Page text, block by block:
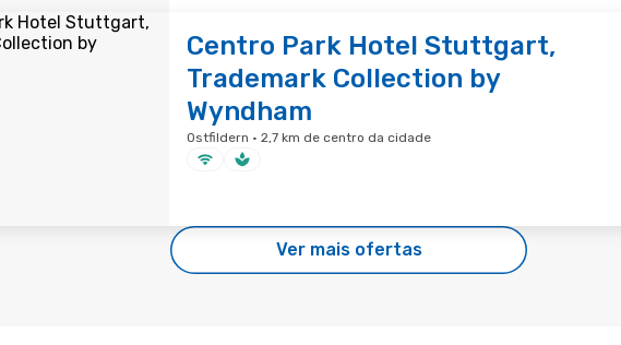
Centro Park Hotel Stuttgart,
Trademark Collection by
Wyndham
Ostfildern · 2,7 km de centro da cidade
Ver mais ofertas